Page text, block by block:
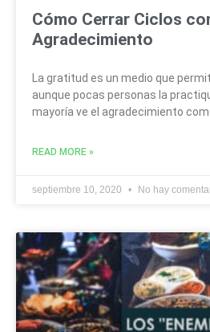
Cómo Cerrar Ciclos
Agradecimiento
La gratitud es un medio que
aunque pocas personas la
mayoría ve el agradecimiento
READ MORE »
septiembre 10, 2020 No hay